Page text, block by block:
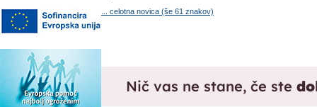
... celotna novica (še 61 znakov)